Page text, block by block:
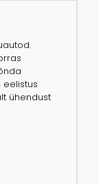
ühendust